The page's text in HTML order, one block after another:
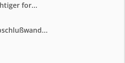
for...